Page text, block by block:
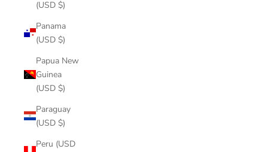
(USD $)
Panama
(USD $)
Papua New
Guinea
(USD $)
Paraguay
(USD $)
Peru (USD